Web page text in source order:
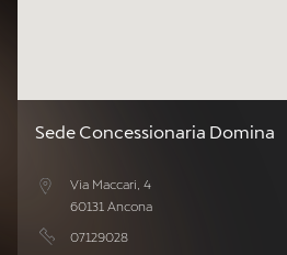
Sede Concessionaria Domina
Via Maccari, 4
60131 Ancona
07129028